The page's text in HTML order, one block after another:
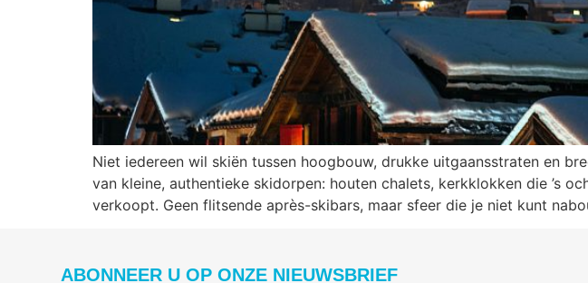
Niet iedereen wil skiën tussen hoogbouw, drukke uitgaansstraten en
van kleine, authentieke skidorpen: houten chalets, kerkklokken die ’s
verkoopt. Geen flitsende après-skibars, maar sfeer die je niet kunt
ABONNEER U OP ONZE NIEUWSBRIEF